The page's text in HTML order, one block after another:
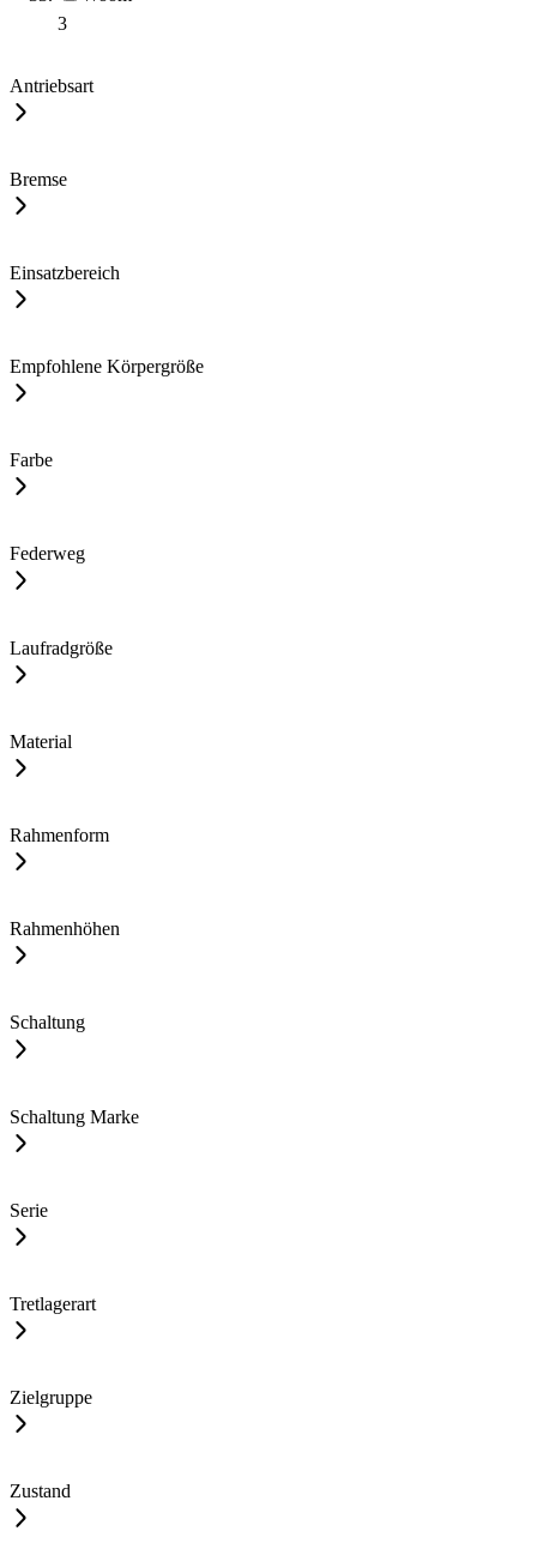
3
Antriebsart
Bremse
Einsatzbereich
Empfohlene Körpergröße
Farbe
Federweg
Laufradgröße
Material
Rahmenform
Rahmenhöhen
Schaltung
Schaltung Marke
Serie
Tretlagerart
Zielgruppe
Zustand